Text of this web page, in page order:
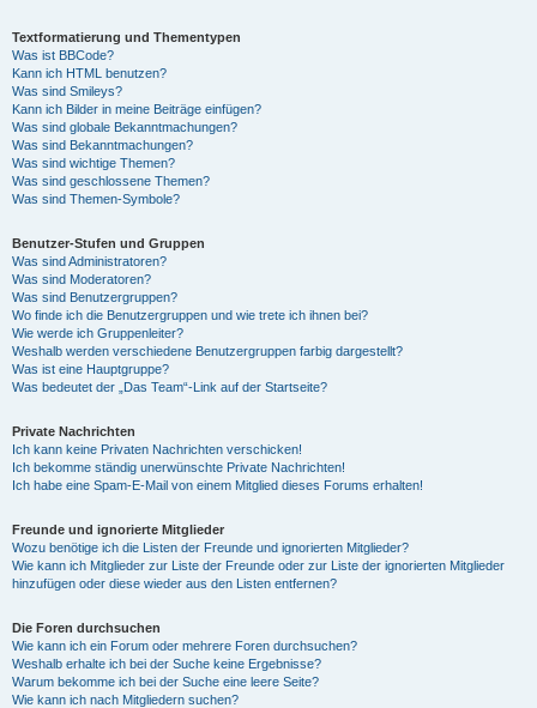
Textformatierung und Thementypen
Was ist BBCode?
Kann ich HTML benutzen?
Was sind Smileys?
Kann ich Bilder in meine Beiträge einfügen?
Was sind globale Bekanntmachungen?
Was sind Bekanntmachungen?
Was sind wichtige Themen?
Was sind geschlossene Themen?
Was sind Themen-Symbole?
Benutzer-Stufen und Gruppen
Was sind Administratoren?
Was sind Moderatoren?
Was sind Benutzergruppen?
Wo finde ich die Benutzergruppen und wie trete ich ihnen bei?
Wie werde ich Gruppenleiter?
Weshalb werden verschiedene Benutzergruppen farbig dargestellt?
Was ist eine Hauptgruppe?
Was bedeutet der „Das Team“-Link auf der Startseite?
Private Nachrichten
Ich kann keine Privaten Nachrichten verschicken!
Ich bekomme ständig unerwünschte Private Nachrichten!
Ich habe eine Spam-E-Mail von einem Mitglied dieses Forums erhalten!
Freunde und ignorierte Mitglieder
Wozu benötige ich die Listen der Freunde und ignorierten Mitglieder?
Wie kann ich Mitglieder zur Liste der Freunde oder zur Liste der ignorierten Mitglieder
hinzufügen oder diese wieder aus den Listen entfernen?
Die Foren durchsuchen
Wie kann ich ein Forum oder mehrere Foren durchsuchen?
Weshalb erhalte ich bei der Suche keine Ergebnisse?
Warum bekomme ich bei der Suche eine leere Seite?
Wie kann ich nach Mitgliedern suchen?